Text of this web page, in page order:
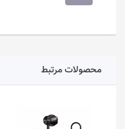
محصولات مرتبط